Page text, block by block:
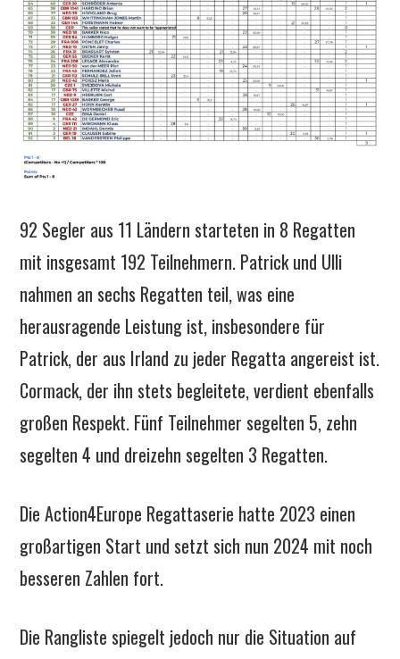
92 Segler aus 11 Ländern starteten in 8 Regatten
mit insgesamt 192 Teilnehmern. Patrick und Ulli
nahmen an sechs Regatten teil, was eine
herausragende Leistung ist, insbesondere für
Patrick, der aus Irland zu jeder Regatta angereist ist.
Cormack, der ihn stets begleitete, verdient ebenfalls
großen Respekt. Fünf Teilnehmer segelten 5, zehn
segelten 4 und dreizehn segelten 3 Regatten.
Die Action4Europe Regattaserie hatte 2023 einen
großartigen Start und setzt sich nun 2024 mit noch
besseren Zahlen fort.
Die Rangliste spiegelt jedoch nur die Situation auf